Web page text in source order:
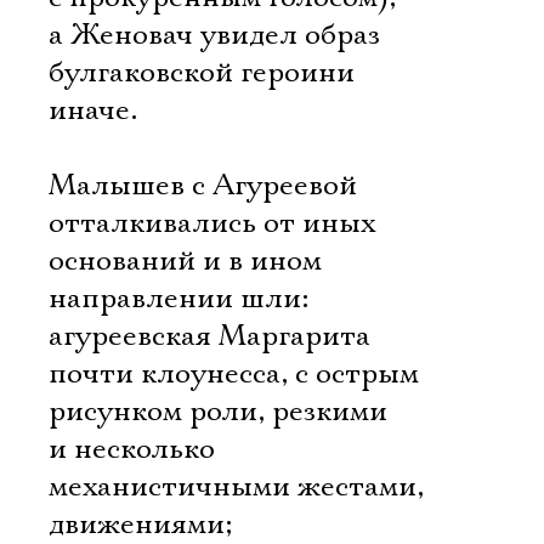
а Женовач увидел образ
булгаковской героини
иначе.
Малышев с Агуреевой
отталкивались от иных
оснований и в ином
направлении шли:
агуреевская Маргарита 
почти клоунесса, с острым
рисунком роли, резкими
и несколько
механистичными жестами,
движениями;